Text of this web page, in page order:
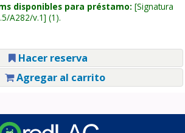
disponibles para préstamo: Signatura
A282/v.1 (1).
Hacer reserva
Agregar al carrito